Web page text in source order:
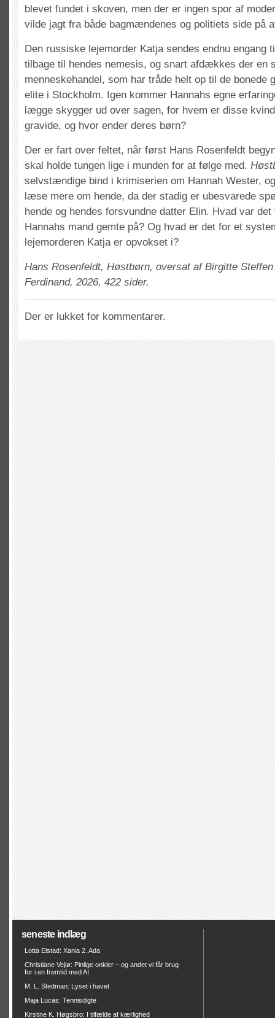
blevet fundet i skoven, men der er ingen spor af
vilde jagt fra både bagmændenes og politiets side på
Den russiske lejemorder Katja sendes endnu engang
tilbage til hendes nemesis, og snart afdækkes der en
menneskehandel, som har tråde helt op til de bonede
elite i Stockholm. Igen kommer Hannahs egne
lægge skygger ud over sagen, for hvem er disse
gravide, og hvor ender deres børn?
Der er fart over feltet, når først Hans Rosenfeldt
skal holde tungen lige i munden for at følge med.
selvstændige bind i krimiserien om Hannah Wester,
læse mere om hende, da der stadig er ubesvarede
hende og hendes forsvundne datter Elin. Hvad var
Hannahs mand gemte på? Og hvad er det for et
lejemorderen Katja er opvokset i?
Hans Rosenfeldt, Høstbørn, oversat af Birgitte
Ferdinand, 2026, 422 sider.
Der er lukket for kommentarer.
seneste indlæg
Lotta Elstad: Xania 2. Ada
Christiane Vejlø: Pinlige onkler – og andet vi får brug
for i en fremtid med AI
M. L. Stedman: Lyset i havet
Maja Lucas: Tennisdigte
Kirstine K. Høgsbro: I tilfælde af kærlighed